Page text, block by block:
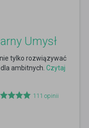
Umysł
tylko rozwiązywać
ambitnych. Czytaj
111 opinii